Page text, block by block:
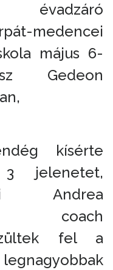
évadzáró
medencei
május 6-
Gedeon
kísérte
jelenetet,
Andrea
coach
fel a